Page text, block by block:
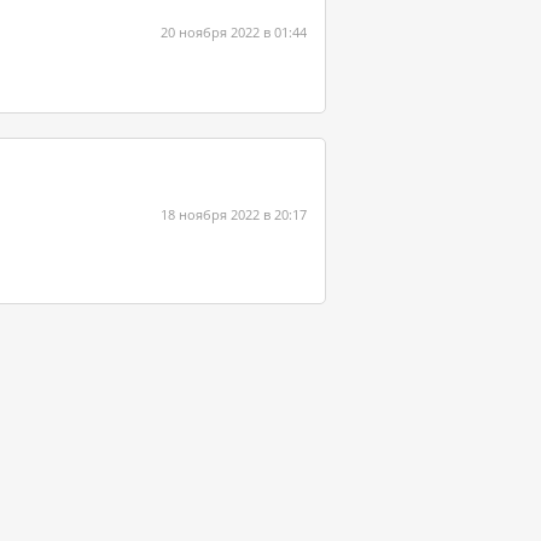
20 ноября 2022 в 01:44
18 ноября 2022 в 20:17